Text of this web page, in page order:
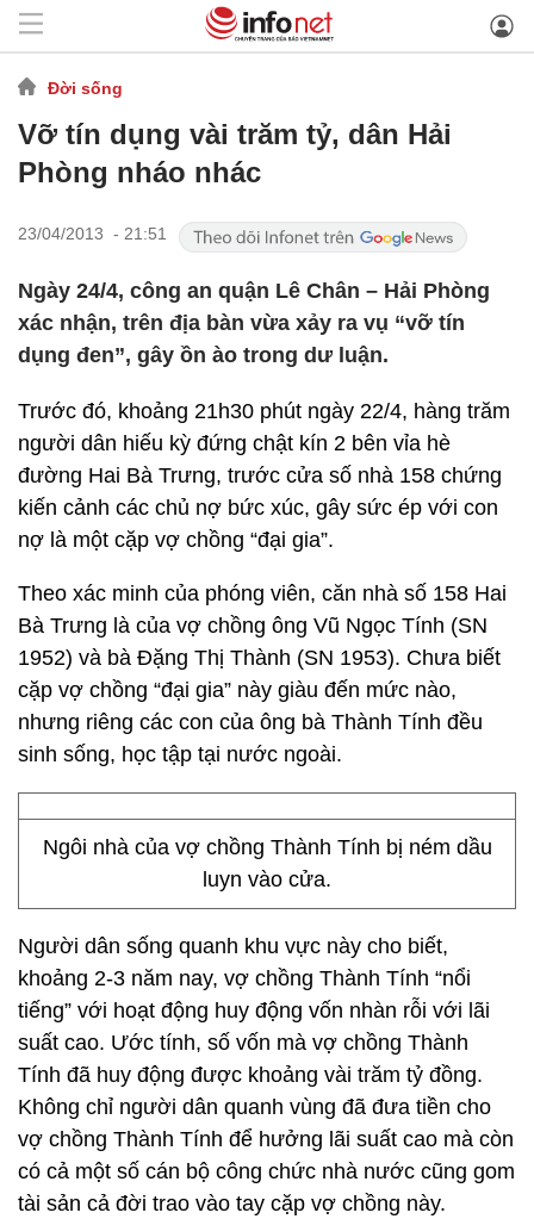
Đời sống
Vỡ tín dụng vài trăm tỷ, dân Hải
Phòng nháo nhác
23/04/2013 - 21:51
Ngày 24/4, công an quận Lê Chân – Hải Phòng
xác nhận, trên địa bàn vừa xảy ra vụ “vỡ tín
dụng đen”, gây ồn ào trong dư luận.
Trước đó, khoảng 21h30 phút ngày 22/4, hàng trăm
người dân hiếu kỳ đứng chật kín 2 bên vỉa hè
đường Hai Bà Trưng, trước cửa số nhà 158 chứng
kiến cảnh các chủ nợ bức xúc, gây sức ép với con
nợ là một cặp vợ chồng “đại gia”.
Theo xác minh của phóng viên, căn nhà số 158 Hai
Bà Trưng là của vợ chồng ông Vũ Ngọc Tính (SN
1952) và bà Đặng Thị Thành (SN 1953). Chưa biết
cặp vợ chồng “đại gia” này giàu đến mức nào,
nhưng riêng các con của ông bà Thành Tính đều
sinh sống, học tập tại nước ngoài.
Ngôi nhà của vợ chồng Thành Tính bị ném dầu
luyn vào cửa.
Người dân sống quanh khu vực này cho biết,
khoảng 2-3 năm nay, vợ chồng Thành Tính “nổi
tiếng” với hoạt động huy động vốn nhàn rỗi với lãi
suất cao. Ước tính, số vốn mà vợ chồng Thành
Tính đã huy động được khoảng vài trăm tỷ đồng.
Không chỉ người dân quanh vùng đã đưa tiền cho
vợ chồng Thành Tính để hưởng lãi suất cao mà còn
có cả một số cán bộ công chức nhà nước cũng gom
tài sản cả đời trao vào tay cặp vợ chồng này.